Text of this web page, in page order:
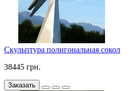
Скульптура полигональная сокол
38445 грн.
Заказать